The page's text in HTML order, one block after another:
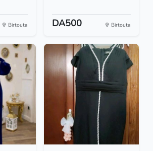
Birtouta DA500 Birtouta